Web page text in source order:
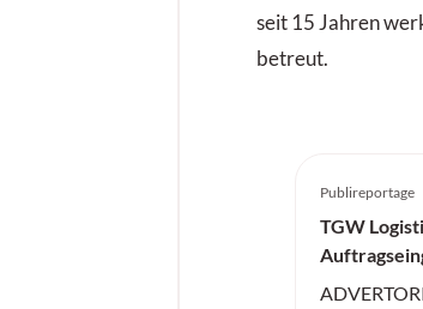
seit 15 Jahren
betreut.
Publireportage
TGW